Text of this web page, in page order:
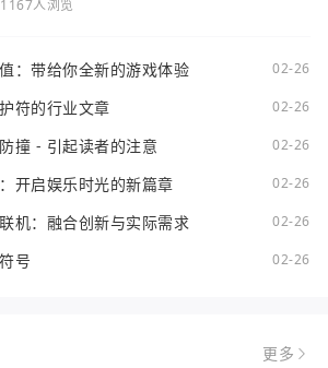
1167人浏览
：带给你全新的游戏体验 02-26
符的行业文章 02-26
撞 - 引起读者的注意 02-26
开启娱乐时光的新篇章 02-26
机：融合创新与实际需求 02-26
号 02-26
更多